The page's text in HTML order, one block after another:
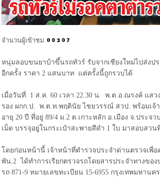
จำนวนผู้เข้าชม
หนุ่มลอบขนยาบ้าขึ้นรถทัวร์ รับจากเชียงใหม่ไปส่งป
อีกครั้ง ราคา 2 แสนบาท แต่ครั้งนี้ถูกรวบได้
เมื่อวันที่ 1 ส.ค. 60 เวลา 22.30 น. พ.ต.อ.ณรงค์ แสว
รอง ผกก.ป. พ.ต.ท.พฤตินัย ไชยวรรณ์ สวป. พร้อมเ
อายุ 20 ปี ที่อยู่ 89/4 ม.2 ต.เกาะหลัก อ.เมือง จ.ประ
เม็ด บรรจุอยู่ในกระเป๋าสะพายสีดำ 1 ใบ มาสอบสวน
โดยก่อนหน้านี้ เจ้าหน้าที่ตำรวจประจำด่านตรวจเพื่
พัน.2 ได้ทำการเรียกตรวจรถโดยสารประจำทางข
รถ 871-9 หมายเลขทะเบียน 15-6955 กรุงเทพมหา